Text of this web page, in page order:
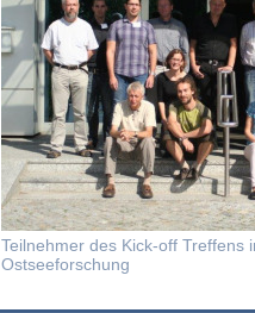
Teilnehmer des Kick-off Treffens
Ostseeforschung